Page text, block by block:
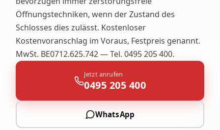
Öffnungstechniken, wenn der Zustand des
Schlosses dies zulässt. Kostenloser
Kostenvoranschlag im Voraus, Festpreis genannt.
MwSt. BE0712.625.742 — Tel. 0495 205 400.
Jetzt anrufen
0495 205 400
WhatsApp